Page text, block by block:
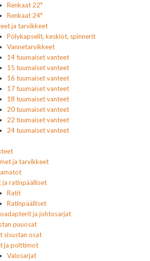
Renkaat 22"
Renkaat 24"
ja tarvikkeet
Pölykapselit, keskiöt, spinnerit
Vannetarvikkeet
14 tuumaiset vanteet
15 tuumaiset vanteet
16 tuumaiset vanteet
17 tuumaiset vanteet
18 tuumaiset vanteet
20 tuumaiset vanteet
22 tuumaiset vanteet
24 tuumaiset vanteet
ja tarvikkeet
ja ratinpäälliset
Ratit
Ratinpäälliset
ja johtosarjat
puuosat
sisustan osat
ja polttimot
Valosarjat